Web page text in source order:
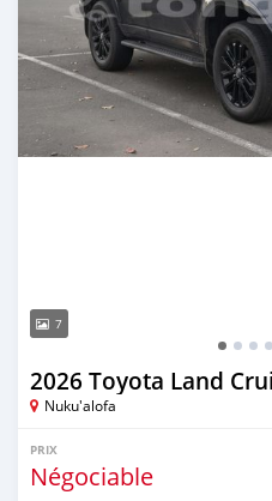
7
2026 Toyota Land
Nuku'alofa
PRIX
Négociable